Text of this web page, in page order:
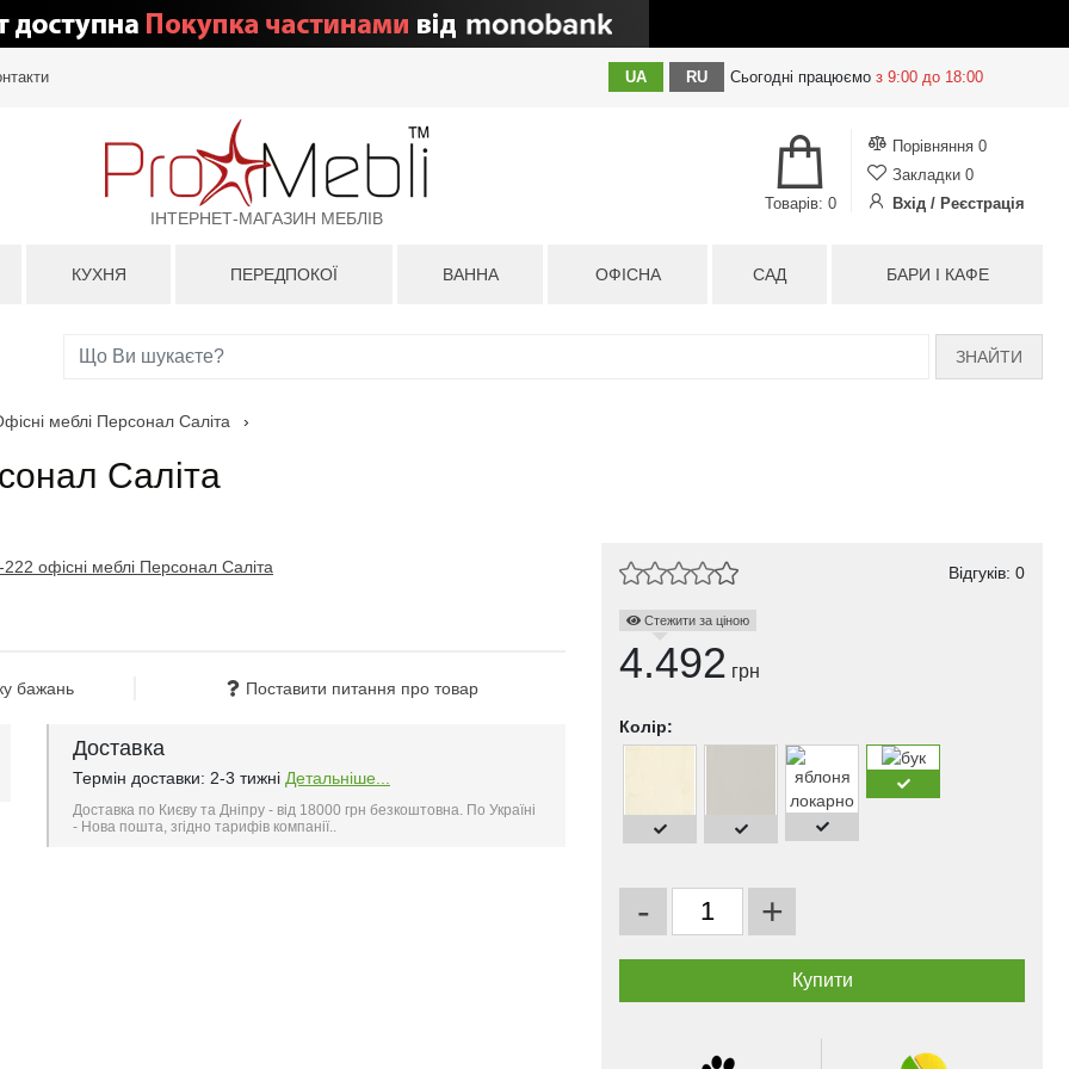
UA RU Сьогодні працюємо з 9:00 до 18:00
ІНТЕРНЕТ-МАГАЗИН МЕБЛІВ
Порівняння 0
Закладки 0
Вхід / Реєстрація
Товарів: 0
КУХНЯ ПЕРЕДПОКОЇ ВАННА ОФІСНА САД БАРИ І КАФЕ
ЗНАЙТИ
меблі Персонал Саліта ›
Саліта
бажань Поставити питання про товар
Доставка
Термін доставки: 2-3 тижні Детальніше...
Доставка по Києву та Дніпру - від 18000 грн безкоштовна. По Україні
- Нова пошта, згідно тарифів компанії..
Відгуків: 0
Стежити за ціною
4.492 грн
Колір:
- +